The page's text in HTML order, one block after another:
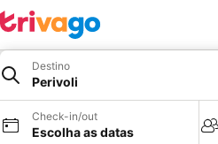
Destino
Perivoli
Check-in/out
Escolha as datas